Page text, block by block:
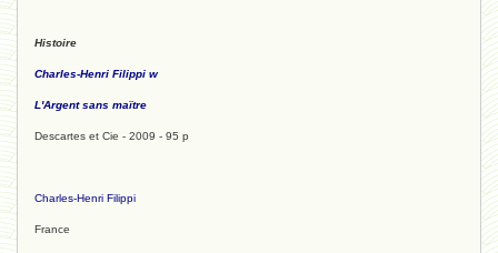
Histoire
Charles-Henri Filippi w
L'Argent sans maïtre
Descartes et Cie - 2009 - 95 p
Charles-Henri Filippi
France